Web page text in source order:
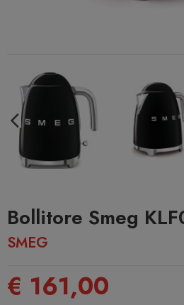
Bollitore Smeg
SMEG
€ 161,00